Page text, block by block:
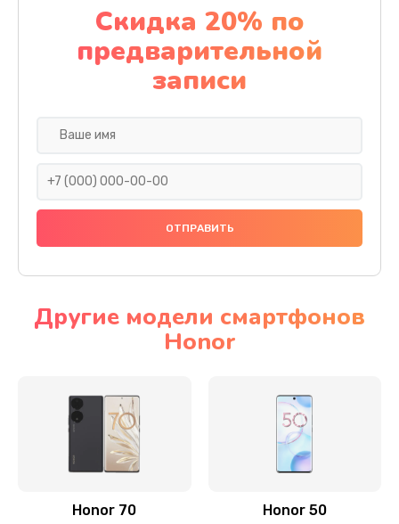
Замена стекла
990 руб.
Заказать
Замена задней камеры
Замена динамика
Замена стекла камеры
Замена задней крышки
Скидка 20% по
предварительной
записи
Другие модели смартфонов
Honor
Honor 70 Honor 50